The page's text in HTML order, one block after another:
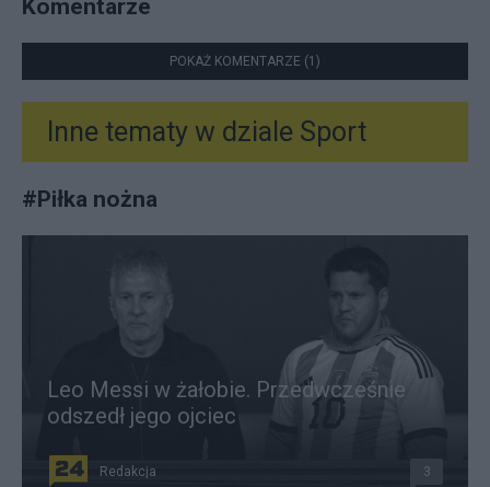
Komentarze
POKAŻ KOMENTARZE (1)
Inne tematy w dziale Sport
#Piłka nożna
Leo Messi w żałobie. Przedwcześnie
odszedł jego ojciec
Redakcja 3